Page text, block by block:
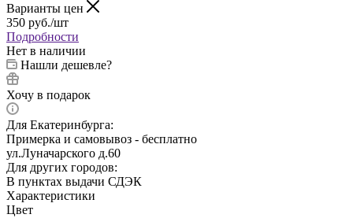
Варианты цен
350 руб./шт
Подробности
Нет в наличии
Нашли дешевле?
Хочу в подарок
Для Екатеринбурга:
Примерка и самовывоз - бесплатно
ул.Луначарского д.60
Для других городов:
В пунктах выдачи СДЭК
Характеристики
Цвет